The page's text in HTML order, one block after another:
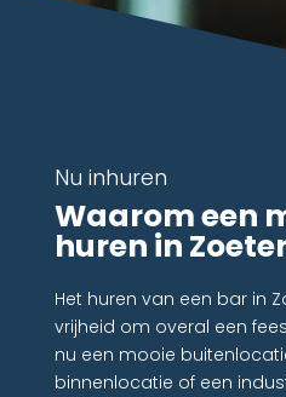
Nu inhuren
Waarom een
huren in
Het huren van een bar in
vrijheid om overal een
nu een mooie
binnenlocatie of een